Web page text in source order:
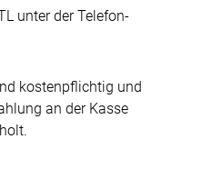
unter der Telefon-
kostenpflichtig und
an der Kasse